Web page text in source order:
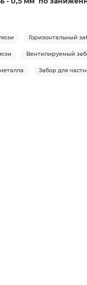
Горизонтальный
Вентилируемый
Забор для